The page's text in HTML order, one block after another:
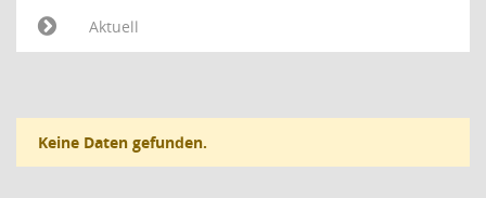
Aktuell
Keine Daten gefunden.